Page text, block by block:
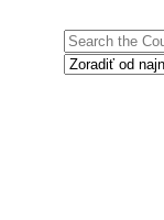
Search
for: